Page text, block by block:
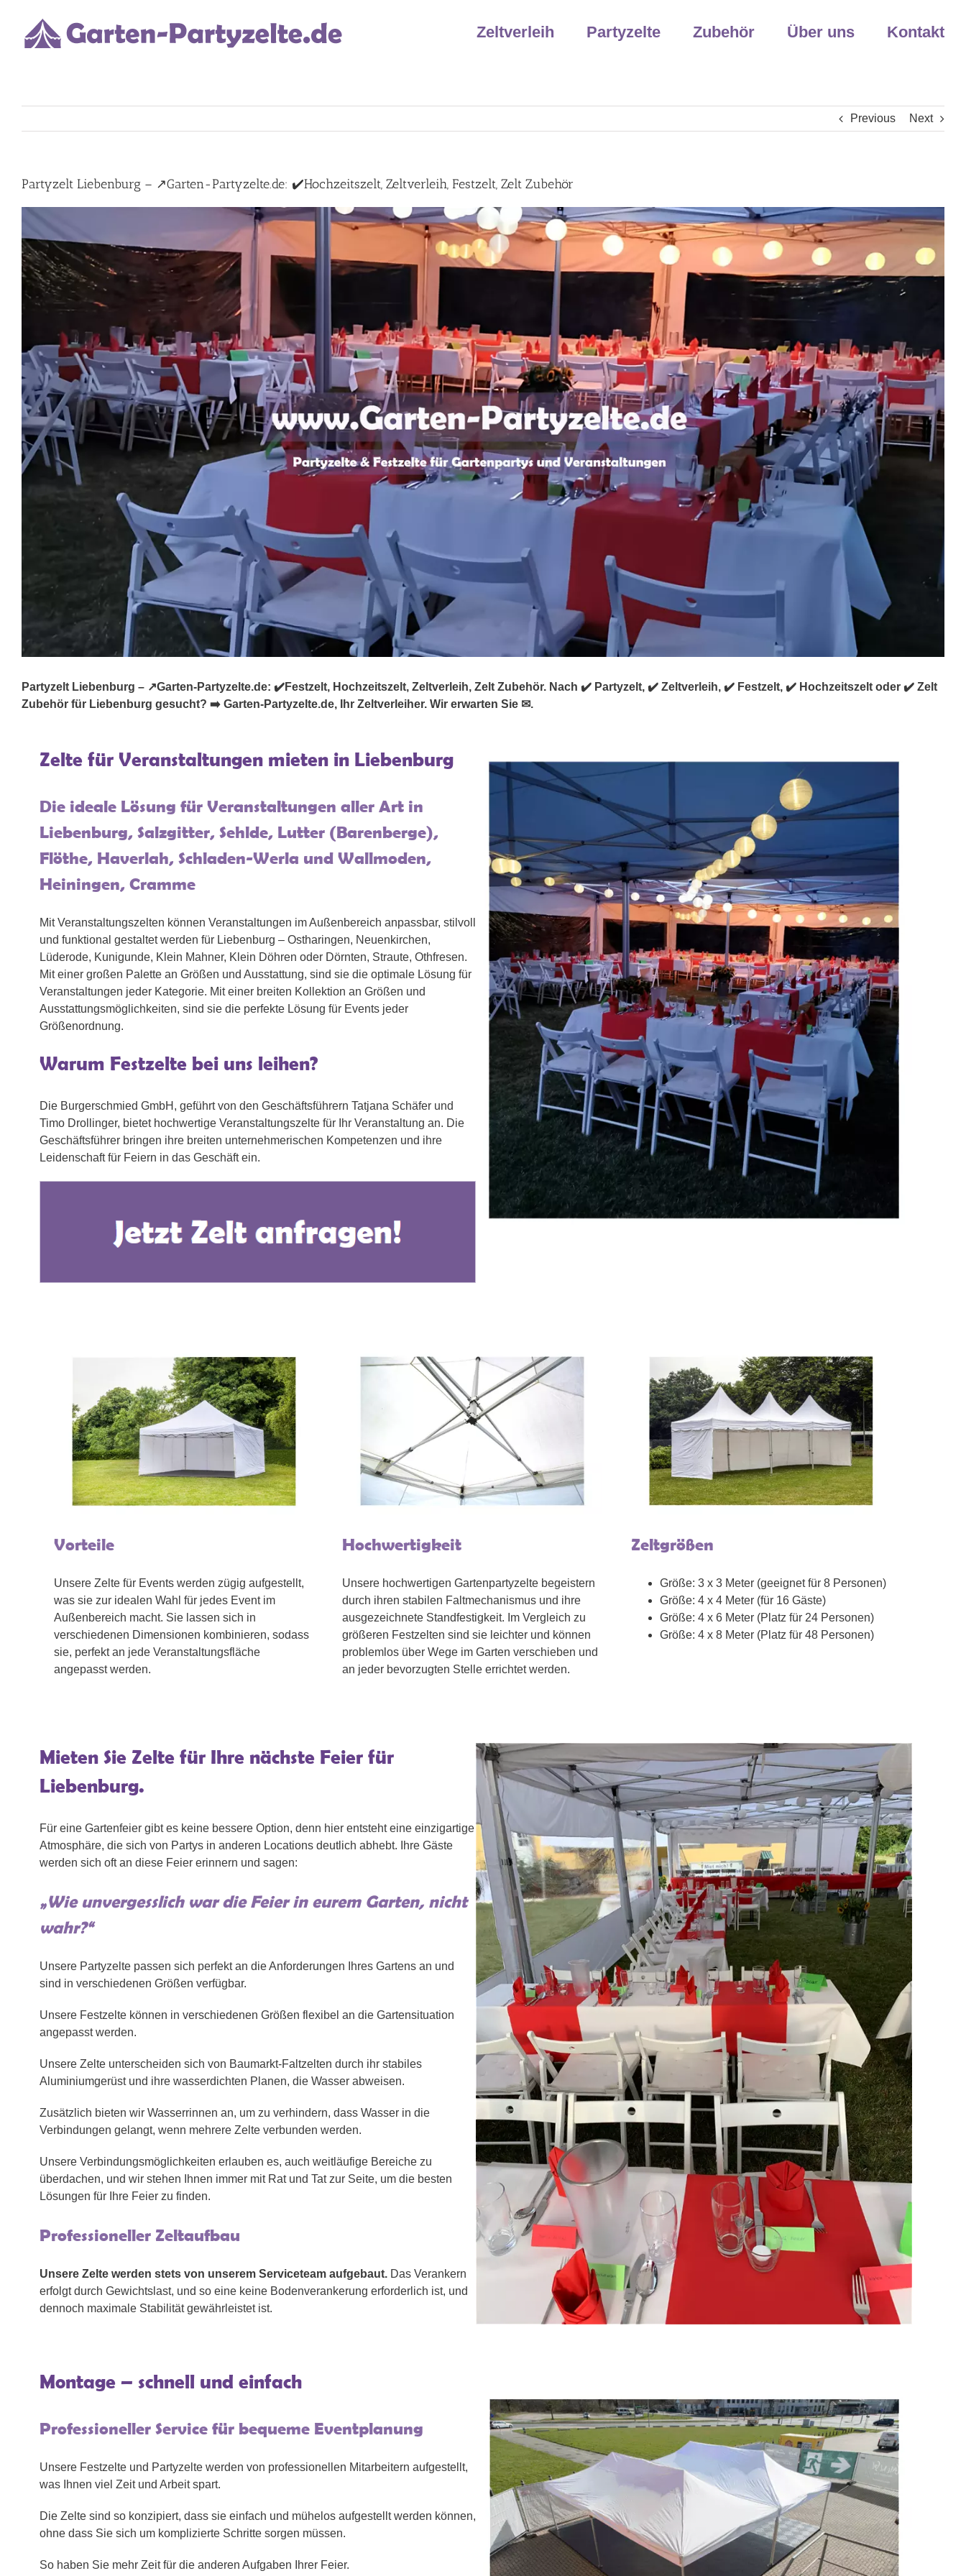
content
Zeltverleih Partyzelte Zubehör Über uns Kontakt
Previous Next
Partyzelt Liebenburg – ↗️Garten-Partyzelte.de: ✔️Hochzeitszelt, Zeltverleih, Festzelt, Zelt Zubehör
Partyzelt Liebenburg – ↗️Garten-Partyzelte.de: ✔️Festzelt, Hochzeitszelt, Zeltverleih, Zelt Zubehör. Nach ✔️ Partyzelt, ✔️ Zeltverleih, ✔️ Festzelt, ✔️ Hochzeitszelt oder ✔️ Zelt
Zubehör für Liebenburg gesucht? ➡️ Garten-Partyzelte.de, Ihr Zeltverleiher. Wir erwarten Sie ✉.
Zelte für Veranstaltungen mieten in Liebenburg
Die ideale Lösung für Veranstaltungen aller Art in
Liebenburg, Salzgitter, Sehlde, Lutter (Barenberge),
Flöthe, Haverlah, Schladen-Werla und Wallmoden,
Heiningen, Cramme
Mit Veranstaltungszelten können Veranstaltungen im Außenbereich anpassbar, stilvoll
und funktional gestaltet werden für Liebenburg – Ostharingen, Neuenkirchen,
Lüderode, Kunigunde, Klein Mahner, Klein Döhren oder Dörnten, Straute, Othfresen.
Mit einer großen Palette an Größen und Ausstattung, sind sie die optimale Lösung für
Veranstaltungen jeder Kategorie. Mit einer breiten Kollektion an Größen und
Ausstattungsmöglichkeiten, sind sie die perfekte Lösung für Events jeder
Größenordnung.
Warum Festzelte bei uns leihen?
Die Burgerschmied GmbH, geführt von den Geschäftsführern Tatjana Schäfer und
Timo Drollinger, bietet hochwertige Veranstaltungszelte für Ihr Veranstaltung an. Die
Geschäftsführer bringen ihre breiten unternehmerischen Kompetenzen und ihre
Leidenschaft für Feiern in das Geschäft ein.
Vorteile
Unsere Zelte für Events werden zügig aufgestellt,
was sie zur idealen Wahl für jedes Event im
Außenbereich macht. Sie lassen sich in
verschiedenen Dimensionen kombinieren, sodass
sie, perfekt an jede Veranstaltungsfläche
angepasst werden.
Hochwertigkeit
Unsere hochwertigen Gartenpartyzelte begeistern
durch ihren stabilen Faltmechanismus und ihre
ausgezeichnete Standfestigkeit. Im Vergleich zu
größeren Festzelten sind sie leichter und können
problemlos über Wege im Garten verschieben und
an jeder bevorzugten Stelle errichtet werden.
Zeltgrößen
Größe: 3 x 3 Meter (geeignet für 8 Personen)
Größe: 4 x 4 Meter (für 16 Gäste)
Größe: 4 x 6 Meter (Platz für 24 Personen)
Größe: 4 x 8 Meter (Platz für 48 Personen)
Mieten Sie Zelte für Ihre nächste Feier für
Liebenburg.
Für eine Gartenfeier gibt es keine bessere Option, denn hier entsteht eine einzigartige
Atmosphäre, die sich von Partys in anderen Locations deutlich abhebt. Ihre Gäste
werden sich oft an diese Feier erinnern und sagen:
„Wie unvergesslich war die Feier in eurem Garten, nicht
wahr?“
Unsere Partyzelte passen sich perfekt an die Anforderungen Ihres Gartens an und
sind in verschiedenen Größen verfügbar.
Unsere Festzelte können in verschiedenen Größen flexibel an die Gartensituation
angepasst werden.
Unsere Zelte unterscheiden sich von Baumarkt-Faltzelten durch ihr stabiles
Aluminiumgerüst und ihre wasserdichten Planen, die Wasser abweisen.
Zusätzlich bieten wir Wasserrinnen an, um zu verhindern, dass Wasser in die
Verbindungen gelangt, wenn mehrere Zelte verbunden werden.
Unsere Verbindungsmöglichkeiten erlauben es, auch weitläufige Bereiche zu
überdachen, und wir stehen Ihnen immer mit Rat und Tat zur Seite, um die besten
Lösungen für Ihre Feier zu finden.
Professioneller Zeltaufbau
Unsere Zelte werden stets von unserem Serviceteam aufgebaut. Das Verankern
erfolgt durch Gewichtslast, und so eine keine Bodenverankerung erforderlich ist, und
dennoch maximale Stabilität gewährleistet ist.
Montage – schnell und einfach
Professioneller Service für bequeme Eventplanung
Unsere Festzelte und Partyzelte werden von professionellen Mitarbeitern aufgestellt,
was Ihnen viel Zeit und Arbeit spart.
Die Zelte sind so konzipiert, dass sie einfach und mühelos aufgestellt werden können,
ohne dass Sie sich um komplizierte Schritte sorgen müssen.
So haben Sie mehr Zeit für die anderen Aufgaben Ihrer Feier.